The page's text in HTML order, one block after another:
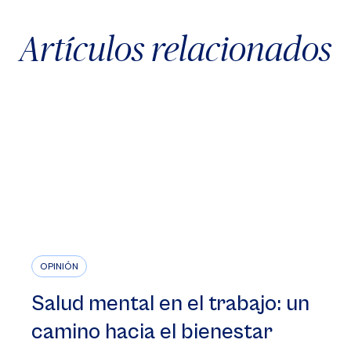
Artículos relacionados
OPINIÓN
Salud mental en el trabajo: un
camino hacia el bienestar